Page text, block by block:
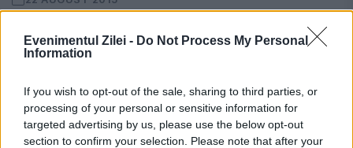
Evenimentul Zilei - Do Not Process My Personal
Information
If you wish to opt-out of the sale, sharing to third parties, or
processing of your personal or sensitive information for
targeted advertising by us, please use the below opt-out
section to confirm your selection. Please note that after your
Pentru cei care vor să plece din România și
visează să ajungă în Franța, reportajele pe
care le vom publica începând de astăzi ar
putea să fie ca un ghid....